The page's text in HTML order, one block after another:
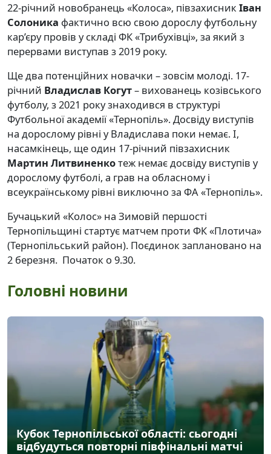
22-річний новобранець «Колоса», півзахисникІван
Солоника фактично всю свою дорослу футбольну
кар’єру провів у складі ФК «Трибухівці», за який з
перервами виступав з 2019 року.
Ще два потенційних новачки – зовсім молоді. 17-
річний Владислав Когут– вихованець козівського
футболу, з 2021 року знаходився в структурі
Футбольної академії «Тернопіль». Досвіду виступів
на дорослому рівні у Владислава поки немає. І,
насамкінець, ще один 17-річний півзахисник
Мартин Литвиненкотеж немає досвіду виступів у
дорослому футболі, а грав на обласному і
всеукраїнському рівні виключно за ФА «Тернопіль».
Бучацький «Колос» на Зимовій першості
Тернопільщині стартує матчем проти ФК «Плотича»
(Тернопільський район). Поєдинок заплановано на
2 березня. Початок о 9.30.
Головні новини
Кубок Тернопільської області: сьогодні
відбудуться повторні півфінальні матчі